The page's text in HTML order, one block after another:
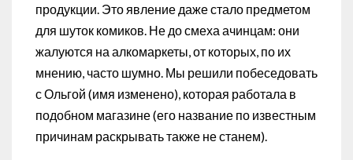
продукции. Это явление даже стало предметом
для шуток комиков. Не до смеха ачинцам: они
жалуются на алкомаркеты, от которых, по их
мнению, часто шумно. Мы решили побеседовать
с Ольгой (имя изменено), которая работала в
подобном магазине (его название по известным
причинам раскрывать также не станем).